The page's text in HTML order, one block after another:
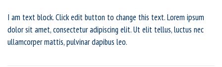
I am text block. Click edit button to change this text. Lorem ipsum
dolor sit amet, consectetur adipiscing elit. Ut elit tellus, luctus nec
ullamcorper mattis, pulvinar dapibus leo.